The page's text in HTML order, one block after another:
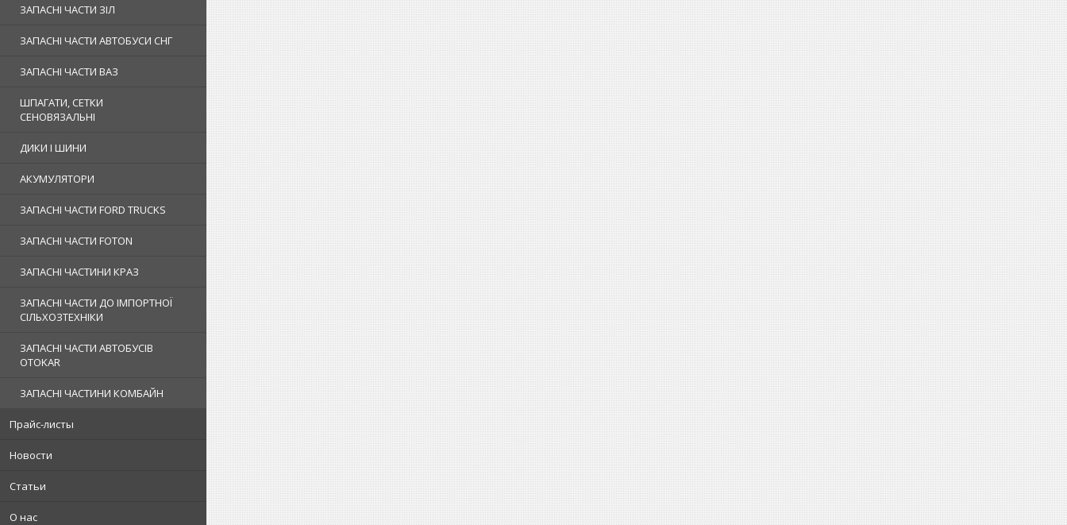
ЗАПАСНІ ЧАСТИ ЗІЛ
ЗАПАСНІ ЧАСТИ АВТОБУСИ СНГ
ЗАПАСНІ ЧАСТИ ВАЗ
ШПАГАТИ, СЕТКИ
СЕНОВЯЗАЛЬНІ
ДИКИ І ШИНИ
АКУМУЛЯТОРИ
ЗАПАСНІ ЧАСТИ FORD TRUCKS
ЗАПАСНІ ЧАСТИ FOTON
ЗАПАСНІ ЧАСТИНИ КРАЗ
ЗАПАСНІ ЧАСТИ ДО ІМПОРТНОЇ
СІЛЬХОЗТЕХНІКИ
ЗАПАСНІ ЧАСТИ АВТОБУСІВ
OTOKAR
ЗАПАСНІ ЧАСТИНИ КОМБАЙН
Прайс-листы
Новости
Статьи
О нас